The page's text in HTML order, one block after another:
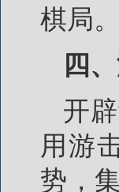
棋局。
四
开
用游
势，